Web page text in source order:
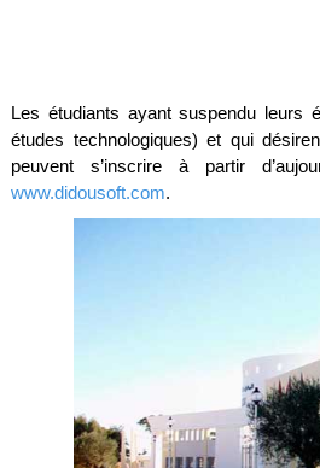
Les étudiants ayant suspendu leurs
études technologiques) et qui
peuvent s’inscrire à partir
www.didousoft.com.